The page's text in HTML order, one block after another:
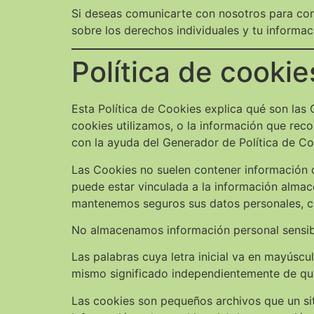
Si deseas comunicarte con nosotros para
sobre los derechos individuales y tu
Política de
Esta Política de Cookies explica qué son
cookies utilizamos, o la información que
con la ayuda del Generador de Política de
Las Cookies no suelen contener
puede estar vinculada a la información
mantenemos seguros sus datos personales,
No almacenamos información personal
Las palabras cuya letra inicial va en
mismo significado independientemente de
Las cookies son pequeños archivos que un